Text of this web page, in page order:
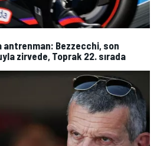
antrenman: Bezzecchi, son
zirvede, Toprak 22. sırada